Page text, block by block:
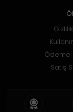
Ödeme
Satış